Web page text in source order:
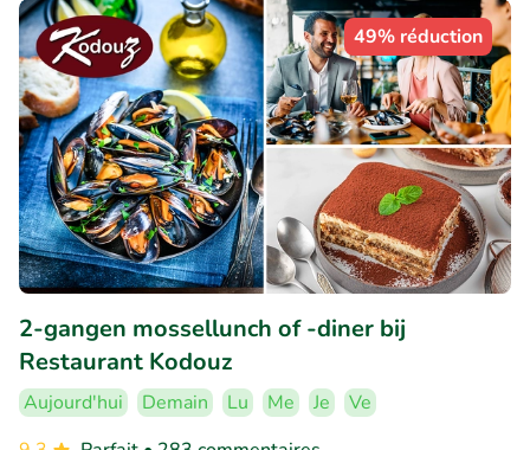
49% réduction
2-gangen mossellunch of -diner bij
Restaurant Kodouz
Aujourd'hui Demain Lu Me Je
Ve